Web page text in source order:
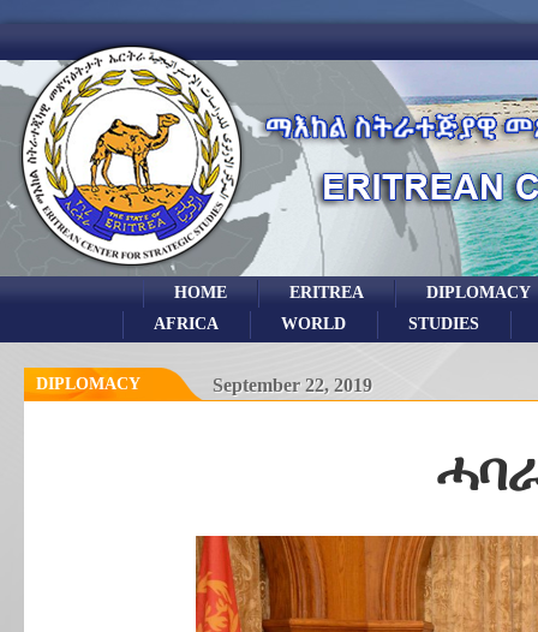
DIPLOMACY
ERITREA
HOME
STUDIES
WORLD
AFRICA
DIPLOMACY September 22, 2019